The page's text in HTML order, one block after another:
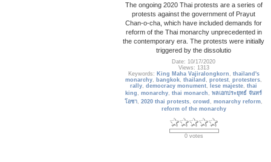
The ongoing 2020 Thai protests are a series of
protests against the government of Prayut
Chan-o-cha, which have included demands for
reform of the Thai monarchy unprecedented in
the contemporary era. The protests were initially
triggered by the dissolutio
Date: 10/17/2020
Views: 1313
Keywords: King Maha Vajiralongkorn , thailand's
monarchy, bangkok,thailand ,protest,protesters,
rally,democracy monument, lese majeste,thai
king ,monarchy,thai monarch ,พลเอกประยุทธ์ จันทร์
โอชา,2020 thai protests,crowd ,monarchy reform,
reform of the monarchy
0 votes